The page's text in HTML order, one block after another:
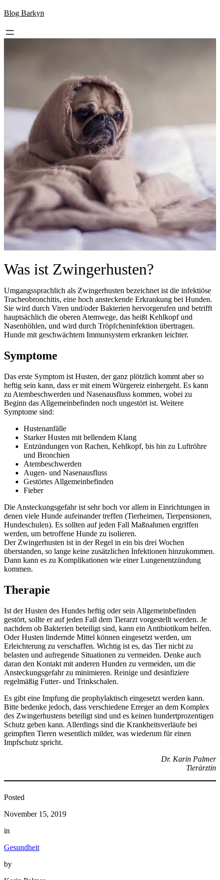
Skip
content
Blog Barkyn
Was ist Zwingerhusten?
Umgangssprachlich als Zwingerhusten bezeichnet ist die infektiöse
Tracheobronchitis, eine hoch ansteckende Erkrankung bei Hunden.
Sie wird durch Viren und/oder Bakterien hervorgerufen und betrifft
hauptsächlich die oberen Atemwege, das heißt Kehlkopf und
Nasenhöhlen, und wird durch Tröpfcheninfektion übertragen.
Hunde mit geschwächtem Immunsystem erkranken leichter.
Symptome
Das erste Symptom ist Husten, der ganz plötzlich kommt aber so
heftig sein kann, dass er mit einem Würgereiz einhergeht. Es kann
zu Atembeschwerden und Nasenausfluss kommen, wobei zu
Beginn das Allgemeinbefinden noch ungestört ist. Weitere
Symptome sind:
Hustenanfälle
Starker Husten mit bellendem Klang
Entzündungen von Rachen, Kehlkopf, bis hin zu Luftröhre
und Bronchien
Atembeschwerden
Augen- und Nasenausfluss
Gestörtes Allgemeinbefinden
Fieber
Die Ansteckungsgefahr ist sehr hoch vor allem in Einrichtungen in
denen viele Hunde aufeinander treffen (Tierheimen, Tierpensionen,
Hundeschulen). Es sollten auf jeden Fall Maßnahmen ergriffen
werden, um betroffene Hunde zu isolieren.
Der Zwingerhusten ist in der Regel in ein bis drei Wochen
überstanden, so lange keine zusätzlichen Infektionen hinzukommen.
Dann kann es zu Komplikationen wie einer Lungenentzündung
kommen.
Therapie
Ist der Husten des Hundes heftig oder sein Allgemeinbefinden
gestört, sollte er auf jeden Fall dem Tierarzt vorgestellt werden. Je
nachdem ob Bakterien beteiligt sind, kann ein Antibiotikum helfen.
Oder Husten lindernde Mittel können eingesetzt werden, um
Erleichterung zu verschaffen. Wichtig ist es, das Tier nicht zu
belasten und aufregende Situationen zu vermeiden. Denke auch
daran den Kontakt mit anderen Hunden zu vermeiden, um die
Ansteckungsgefahr zu minimieren. Reinige und desinfiziere
regelmäßig Futter- und Trinkschalen.
Es gibt eine Impfung die prophylaktisch eingesetzt werden kann.
Bitte bedenke jedoch, dass verschiedene Erreger an dem Komplex
des Zwingerhustens beteiligt sind und es keinen hundertprozentigen
Schutz geben kann. Allerdings sind die Krankheitsverläufe bei
geimpften Tieren wesentlich milder, was wiederum für einen
Impfschutz spricht.
Dr. Karin Palmer
Tierärztin
Posted
November 15, 2019
in
Gesundheit
by